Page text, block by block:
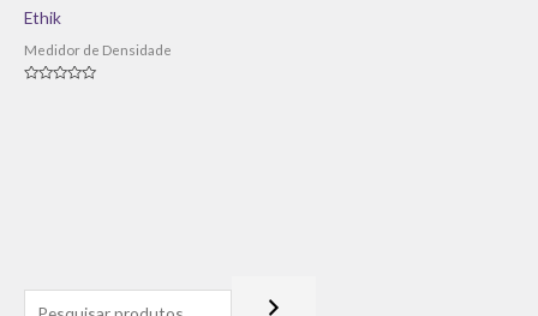
Ethik
Medidor de Densidade